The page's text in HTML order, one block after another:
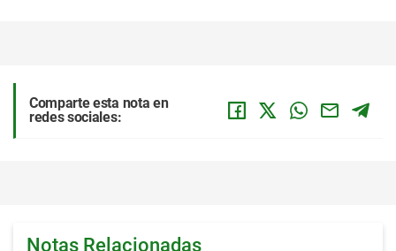
Comparte esta nota en
redes sociales:
Notas Relacionadas